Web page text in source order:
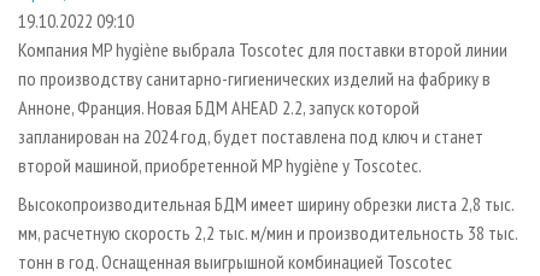
СУШКА ДРЕВЕСИНЫ
ПРОИЗВОДСТВО ДРЕВЕСНЫХ ПЛИТ
ДЕРЕВЯННОЕ ДОМОСТРОЕНИЕ
ПРОИЗВОДСТВО МЕБЕЛИ
БИОЭНЕРГЕТИКА
ЦБП
ИНСТРУМЕНТ И МАТЕРИАЛЫ
ПЕРСОНЫ
МОБИЛЬНЫЕ ВЫСТАВКИ
ОФИЦИАЛЬНЫЕ ДЕЛЕГАЦИИ
ПРИОРИТЕТНЫЕ ИНВЕСТПРОЕКТЫ
RUSSIAN FORESTRY REVIEW
ГАЗЕТА ЛЕСПРОМФОРУМ
БИБЛИОТЕКА СПЕЦИАЛИСТА
КОНТАКТЫ
РЕКЛАМА
РЕКЛАМА НА САЙТЕ
19.10.2022 09:10
Компания MP hygiène выбрала Toscotec для поставки второй линии
по производству санитарно-гигиенических изделий на фабрику в
Анноне, Франция. Новая БДМ AHEAD 2.2, запуск которой
запланирован на 2024 год, будет поставлена под ключ и станет
второй машиной, приобретенной MP hygiène у Toscotec.
Высокопроизводительная БДМ имеет ширину обрезки листа 2,8 тыс.
мм, расчетную скорость 2,2 тыс. м/мин и производительность 38 тыс.
тонн в год. Оснащенная выигрышной комбинацией Toscotec